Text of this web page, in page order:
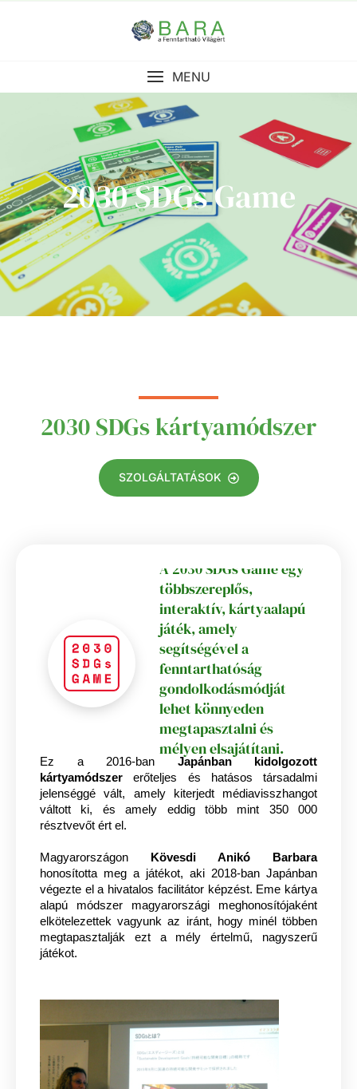
MENU
2030 SDGs Game
2030 SDGs kártyamódszer
SZOLGÁLTATÁSOK
A 2030 SDGs Game egy
többszereplős,
interaktív, kártyaalapú
játék, amely
segítségével a
fenntarthatóság
gondolkodásmódját
lehet könnyeden
megtapasztalni és
mélyen elsajátítani.
Ez a 2016-ban Japánban kidolgozott
kártyamódszer erőteljes és hatásos társadalmi
jelenséggé vált, amely kiterjedt médiavisszhangot
váltott ki, és amely eddig több mint 350 000
résztvevőt ért el.
Magyarországon Kövesdi Anikó Barbara
honosította meg a játékot, aki 2018-ban Japánban
végezte el a hivatalos facilitátor képzést. Eme kártya
alapú módszer magyarországi meghonosítójaként
elkötelezettek vagyunk az iránt, hogy minél többen
megtapasztalják ezt a mély értelmű, nagyszerű
játékot.